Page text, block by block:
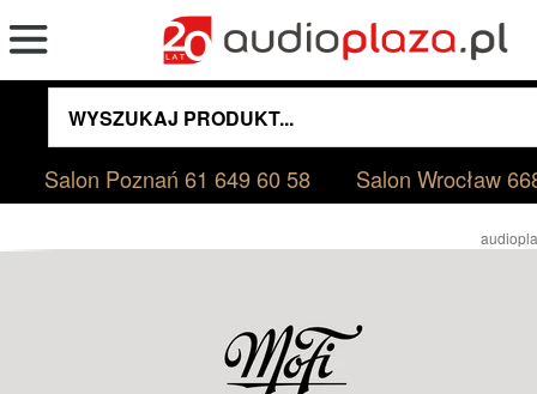
Salon Poznań61 649 60 58 Salon Wrocław